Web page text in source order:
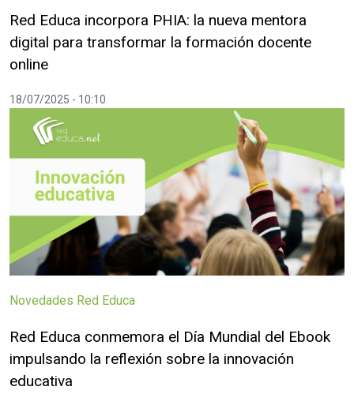
Red Educa incorpora PHIA: la nueva mentora
digital para transformar la formación docente
online
18/07/2025 - 10:10
Novedades Red Educa
Red Educa conmemora el Día Mundial del Ebook
impulsando la reflexión sobre la innovación
educativa